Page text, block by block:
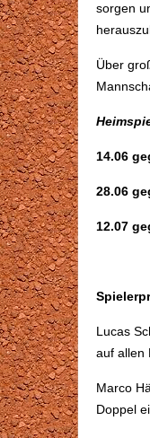
sorgen
Über
14.06
28.06
12.07
Lucas
auf allen
Marco
Doppel